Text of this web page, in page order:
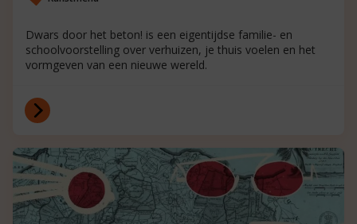
Dwars door het beton! is een eigentijdse familie- en
schoolvoorstelling over verhuizen, je thuis voelen en het
vormgeven van een nieuwe wereld.